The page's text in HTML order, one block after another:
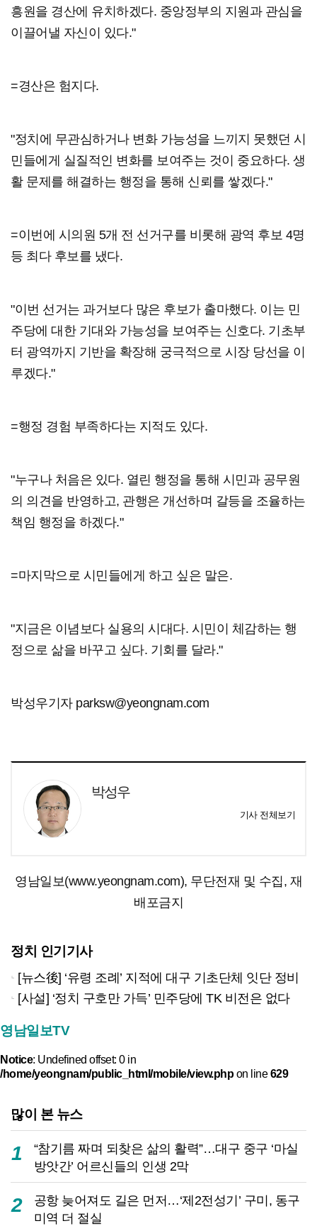
흥원을 경산에 유치하겠다. 중앙정부의 지원과 관심을
이끌어낼 자신이 있다."
=경산은 험지다.
"정치에 무관심하거나 변화 가능성을 느끼지 못했던 시
민들에게 실질적인 변화를 보여주는 것이 중요하다. 생
활 문제를 해결하는 행정을 통해 신뢰를 쌓겠다."
=이번에 시의원 5개 전 선거구를 비롯해 광역 후보 4명
등 최다 후보를 냈다.
"이번 선거는 과거보다 많은 후보가 출마했다. 이는 민
주당에 대한 기대와 가능성을 보여주는 신호다. 기초부
터 광역까지 기반을 확장해 궁극적으로 시장 당선을 이
루겠다."
=행정 경험 부족하다는 지적도 있다.
"누구나 처음은 있다. 열린 행정을 통해 시민과 공무원
의 의견을 반영하고, 관행은 개선하며 갈등을 조율하는
책임 행정을 하겠다."
=마지막으로 시민들에게 하고 싶은 말은.
"지금은 이념보다 실용의 시대다. 시민이 체감하는 행
정으로 삶을 바꾸고 싶다. 기회를 달라."
박성우기자 parksw@yeongnam.com
박성우
기사 전체보기
영남일보(www.yeongnam.com), 무단전재 및 수집, 재
배포금지
정치 인기기사
[뉴스後] ‘유령 조례’ 지적에 대구 기초단체 잇단 정비
[사설] ‘정치 구호만 가득’ 민주당에 TK 비전은 없다
영남일보TV
Notice: Undefined offset: 0 in
/home/yeongnam/public_html/mobile/view.phpon line629
많이 본 뉴스
1
“참기름 짜며 되찾은 삶의 활력”…대구 중구 ‘마실
방앗간’ 어르신들의 인생 2막
2
공항 늦어져도 길은 먼저…‘제2전성기’ 구미, 동구
미역 더 절실